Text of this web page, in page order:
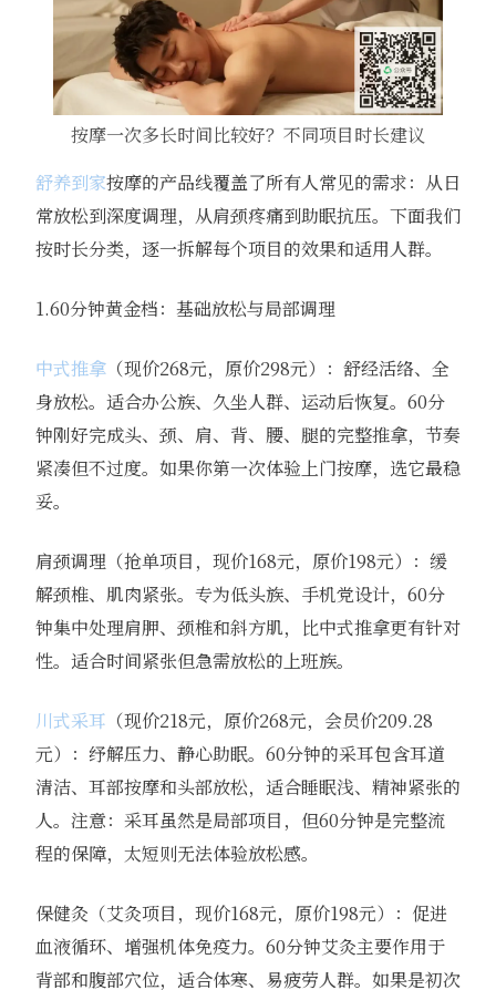
按摩一次多长时间比较好？不同项目时长建议
舒养到家按摩的产品线覆盖了所有人常见的需求：从日
常放松到深度调理，从肩颈疼痛到助眠抗压。下面我们
按时长分类，逐一拆解每个项目的效果和适用人群。
1.60分钟黄金档：基础放松与局部调理
中式推拿（现价268元，原价298元）：舒经活络、全
身放松。适合办公族、久坐人群、运动后恢复。60分
钟刚好完成头、颈、肩、背、腰、腿的完整推拿，节奏
紧凑但不过度。如果你第一次体验上门按摩，选它最稳
妥。
肩颈调理（抢单项目，现价168元，原价198元）：缓
解颈椎、肌肉紧张。专为低头族、手机党设计，60分
钟集中处理肩胛、颈椎和斜方肌，比中式推拿更有针对
性。适合时间紧张但急需放松的上班族。
川式采耳 （现价218元，原价268元，会员价209.28
元）：纾解压力、静心助眠。60分钟的采耳包含耳道
清洁、耳部按摩和头部放松，适合睡眠浅、精神紧张的
人。注意：采耳虽然是局部项目，但60分钟是完整流
程的保障，太短则无法体验放松感。
保健灸（艾灸项目，现价168元，原价198元）：促进
血液循环、增强机体免疫力。60分钟艾灸主要作用于
背部和腹部穴位，适合体寒、易疲劳人群。如果是初次